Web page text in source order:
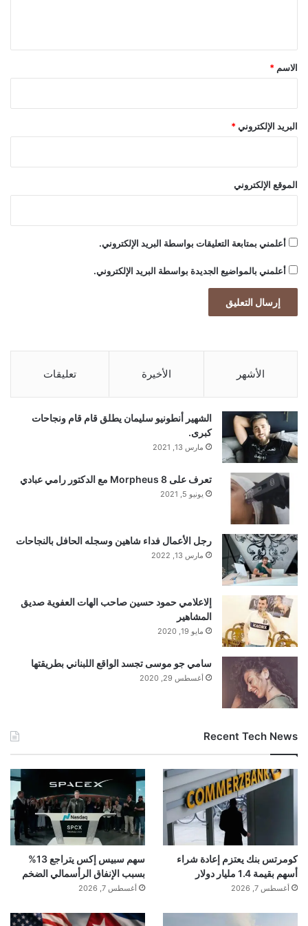
*
الاسم *
البريد الإلكتروني*
الموقع الإلكتروني
أعلمني بمتابعة التعليقات بواسطة البريد الإلكتروني.
أعلمني بالمواضيع الجديدة بواسطة البريد الإلكتروني.
الأشهر الأخيرة تعليقات
الشهير أنطونيو سليمان يطلق قام قام ونجاحات
كبرى.
مارس 13, 2021
تعرف على Morpheus 8 مع الدكتور رامي عبادي
يونيو 5, 2021
رجل الأعمال فداء شاهين وسجله الحافل بالنجاحات
مارس 13, 2022
إلاعلامي حمود حسين صاحب الهات العفوية صديق
المشاهير
مايو 19, 2020
سامي جو موسى تجسد الواقع اللبناني بطريقتها
أغسطس 29, 2020
Recent Tech News
كومرتس بنك يعتزم إعادة شراء
أسهم بقيمة 1.4 مليار دولار
أغسطس 7, 2026
سهم سبيس إكس يتراجع 13%
بسبب الإنفاق الرأسمالي الضخم
أغسطس 7, 2026